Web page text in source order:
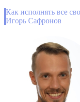
Как исполнять все
Игорь Сафронов